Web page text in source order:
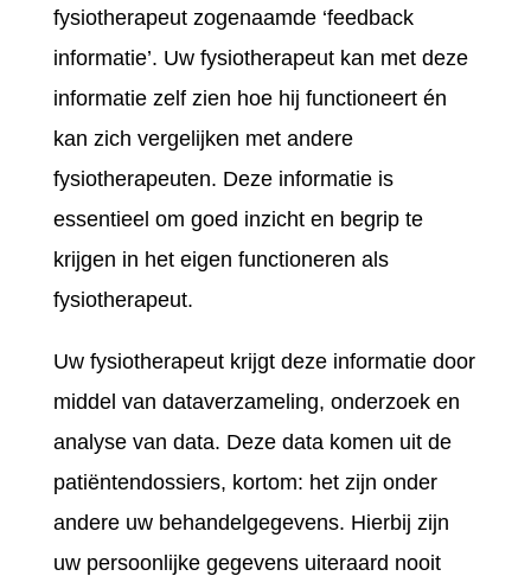
fysiotherapeut zogenaamde ‘feedback
informatie’. Uw fysiotherapeut kan met deze
informatie zelf zien hoe hij functioneert én
kan zich vergelijken met andere
fysiotherapeuten. Deze informatie is
essentieel om goed inzicht en begrip te
krijgen in het eigen functioneren als
fysiotherapeut.
Uw fysiotherapeut krijgt deze informatie door
middel van dataverzameling, onderzoek en
analyse van data. Deze data komen uit de
patiëntendossiers, kortom: het zijn onder
andere uw behandelgegevens. Hierbij zijn
uw persoonlijke gegevens uiteraard nooit